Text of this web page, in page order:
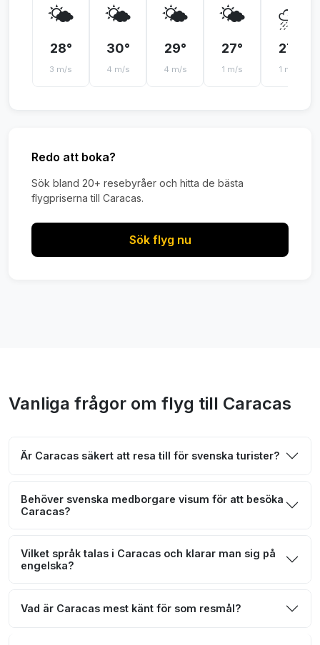
🌤️
28°
3 m/s
🌤️
30°
4 m/s
🌤️
29°
4 m/s
🌤️
27°
1 m/s
⛈️
27°
1 m/s
Redo att boka?
Sök bland 20+ resebyråer och hitta de bästa
flygpriserna till Caracas.
Sök flyg nu
Vanliga frågor om flyg till Caracas
Är Caracas säkert att resa till för svenska turister?
Behöver svenska medborgare visum för att besöka
Caracas?
Vilket språk talas i Caracas och klarar man sig på
engelska?
Vad är Caracas mest känt för som resmål?